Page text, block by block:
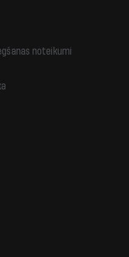
noteikumi